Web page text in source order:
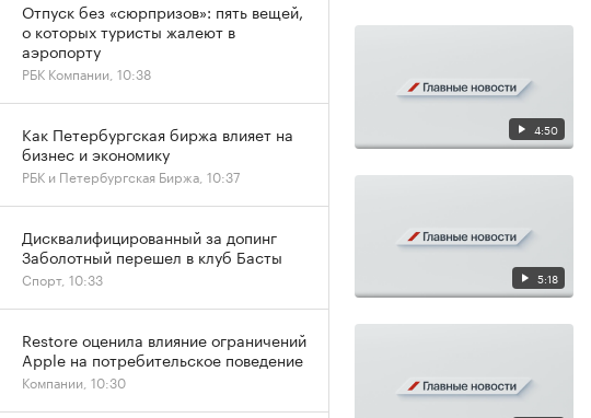
4:50
5:18
Отпуск без «сюрпризов»: пять вещей,
о которых туристы жалеют в
аэропорту
РБК Компании, 10:38
Как Петербургская биржа влияет на
бизнес и экономику
РБК и Петербургская Биржа, 10:37
Дисквалифицированный за допинг
Заболотный перешел в клуб Басты
Спорт, 10:33
Restore оценила влияние ограничений
Apple на потребительское поведение
Компании, 10:30